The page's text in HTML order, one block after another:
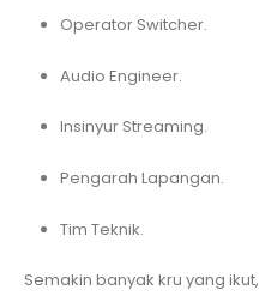
Operator Switcher.
Audio Engineer.
Insinyur Streaming.
Pengarah Lapangan.
Tim Teknik.
Semakin banyak kru yang